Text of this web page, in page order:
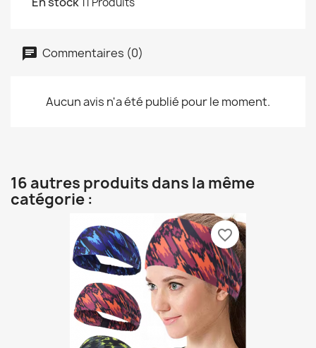
Commentaires (0)
Aucun avis n'a été publié pour le moment.
16 autres produits dans la même
catégorie :
favorite_border